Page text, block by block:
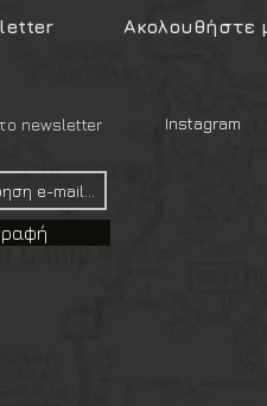
Ακολουθήστε
newsletter Instagram